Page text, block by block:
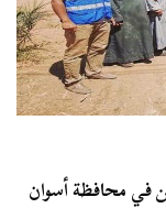
في محافظة أسوان